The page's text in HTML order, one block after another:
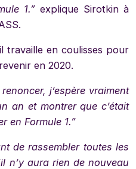
1.” explique Sirotkin à
travaille en coulisses pour
en 2020.
j’espère vraiment
an et montrer que c’était
en Formule 1.”
de rassembler toutes les
n’y aura rien de nouveau